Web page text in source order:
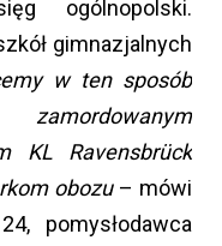
ogólnopolski.
gimnazjalnych
w ten sposób
KL Ravensbrück
obozu– mówi
pomysłodawca